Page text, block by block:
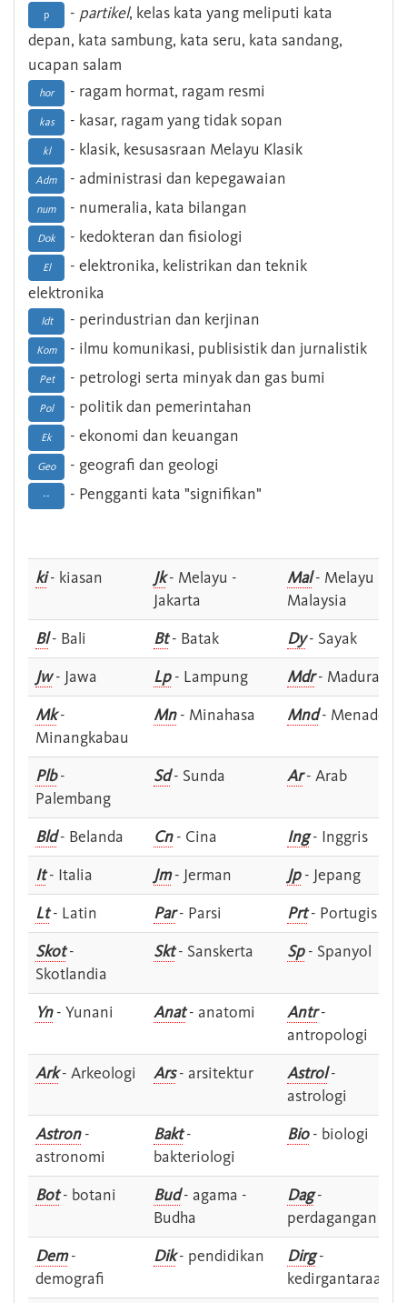
p - partikel, kelas kata yang meliputi kata
depan, kata sambung, kata seru, kata sandang,
ucapan salam
hor - ragam hormat, ragam resmi
kas - kasar, ragam yang tidak sopan
kl - klasik, kesusasraan Melayu Klasik
Adm - administrasi dan kepegawaian
num - numeralia, kata bilangan
Dok - kedokteran dan fisiologi
El
- elektronika, kelistrikan dan teknik
elektronika
Idt - perindustrian dan kerjinan
Kom - ilmu komunikasi, publisistik dan jurnalistik
Pet - petrologi serta minyak dan gas bumi
Pol - politik dan pemerintahan
Ek - ekonomi dan keuangan
Geo - geografi dan geologi
-- - Pengganti kata "signifikan"
ki- kiasan Jk- Melayu -
Jakarta
Mal- Melayu -
Malaysia
Bl- Bali Bt- Batak Dy- Sayak
Jw- Jawa Lp- Lampung Mdr- Madura
Mk-
Minangkabau
Mn- Minahasa Mnd- Menado
Plb-
Palembang
Sd- Sunda Ar- Arab
Bld- Belanda Cn- Cina Ing- Inggris
It- Italia Jm- Jerman Jp- Jepang
Lt- Latin Par- Parsi Prt- Portugis
Skot-
Skotlandia
Skt- Sanskerta Sp- Spanyol
Yn- Yunani Anat- anatomi Antr-
antropologi
Ark- Arkeologi Ars- arsitektur Astrol-
astrologi
Astron-
astronomi
Bakt-
bakteriologi
Bio- biologi
Bot- botani Bud- agama -
Budha
Dag-
perdagangan
Dem-
demografi
Dik- pendidikan Dirg-
kedirgantaraan